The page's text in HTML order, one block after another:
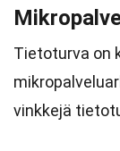
Tietoturva on
vinkkejä